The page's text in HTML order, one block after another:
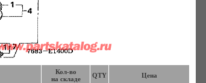
Кол-во
на складе
QTY Цена